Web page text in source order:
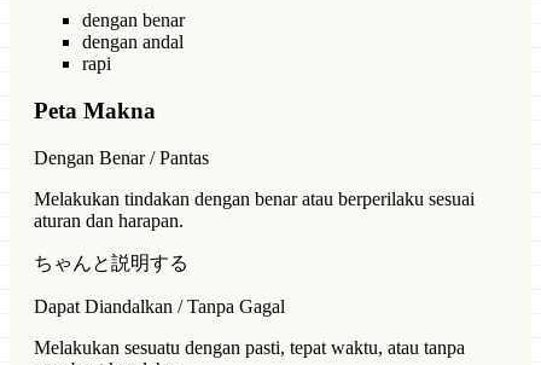
dengan benar
dengan andal
rapi
Peta Makna
Dengan Benar / Pantas
Melakukan tindakan dengan benar atau berperilaku sesuai
aturan dan harapan.
ちゃんと説明する
Dapat Diandalkan / Tanpa Gagal
Melakukan sesuatu dengan pasti, tepat waktu, atau tanpa